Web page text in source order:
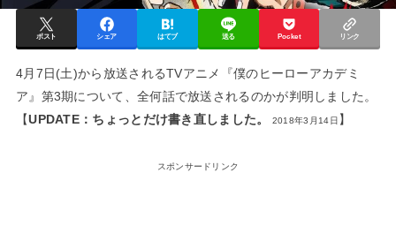
ポスト シェア はてブ 送る Pocket リンク
4月7日(土)から放送されるTVアニメ『僕のヒーローアカデミ
ア』第3期について、全何話で放送されるのかが判明しました。
【UPDATE：ちょっとだけ書き直しました。 2018年3月14日 】
スポンサードリンク